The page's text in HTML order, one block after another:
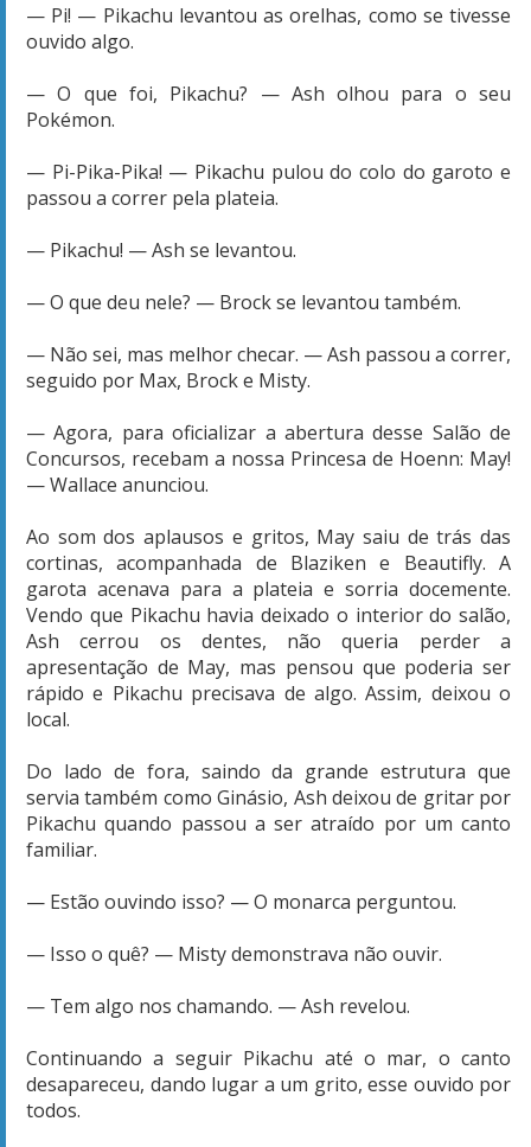
— Pi! — Pikachu levantou as orelhas, como se tivesse
ouvido algo.
— O que foi, Pikachu? — Ash olhou para o seu
Pokémon.
— Pi-Pika-Pika! — Pikachu pulou do colo do garoto e
passou a correr pela plateia.
— Pikachu! — Ash se levantou.
— O que deu nele? — Brock se levantou também.
— Não sei, mas melhor checar. — Ash passou a correr,
seguido por Max, Brock e Misty.
— Agora, para oficializar a abertura desse Salão de
Concursos, recebam a nossa Princesa de Hoenn: May!
— Wallace anunciou.
Ao som dos aplausos e gritos, May saiu de trás das
cortinas, acompanhada de Blaziken e Beautifly. A
garota acenava para a plateia e sorria docemente.
Vendo que Pikachu havia deixado o interior do salão,
Ash cerrou os dentes, não queria perder a
apresentação de May, mas pensou que poderia ser
rápido e Pikachu precisava de algo. Assim, deixou o
local.
Do lado de fora, saindo da grande estrutura que
servia também como Ginásio, Ash deixou de gritar por
Pikachu quando passou a ser atraído por um canto
familiar.
— Estão ouvindo isso? — O monarca perguntou.
— Isso o quê? — Misty demonstrava não ouvir.
— Tem algo nos chamando. — Ash revelou.
Continuando a seguir Pikachu até o mar, o canto
desapareceu, dando lugar a um grito, esse ouvido por
todos.